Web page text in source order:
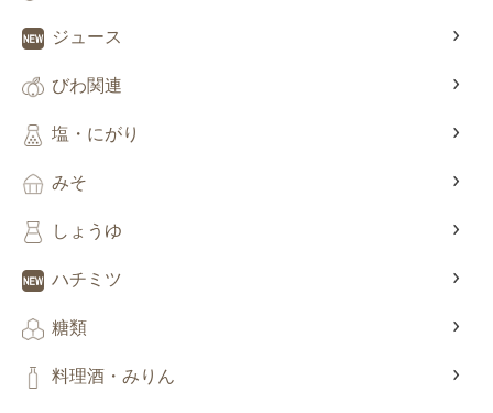
ジュース
びわ関連
塩・にがり
みそ
しょうゆ
ハチミツ
糖類
料理酒・みりん